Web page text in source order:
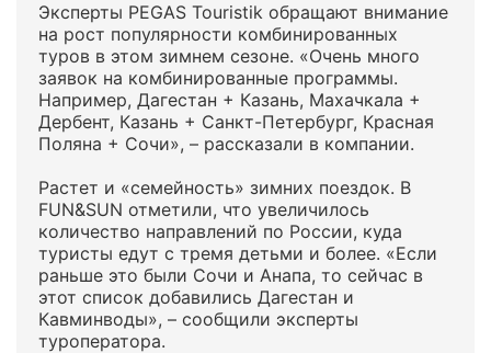
Эксперты PEGAS Touristik обращают внимание
на рост популярности комбинированных
туров в этом зимнем сезоне. «Очень много
заявок на комбинированные программы.
Например, Дагестан + Казань, Махачкала +
Дербент, Казань + Санкт-Петербург, Красная
Поляна + Сочи», – рассказали в компании.
Растет и «семейность» зимних поездок. В
FUN&SUN отметили, что увеличилось
количество направлений по России, куда
туристы едут с тремя детьми и более. «Если
раньше это были Сочи и Анапа, то сейчас в
этот список добавились Дагестан и
Кавминводы», – сообщили эксперты
туроператора.